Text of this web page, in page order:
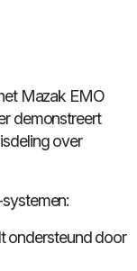
Mazak EMO
demonstreert
over
ondersteund door